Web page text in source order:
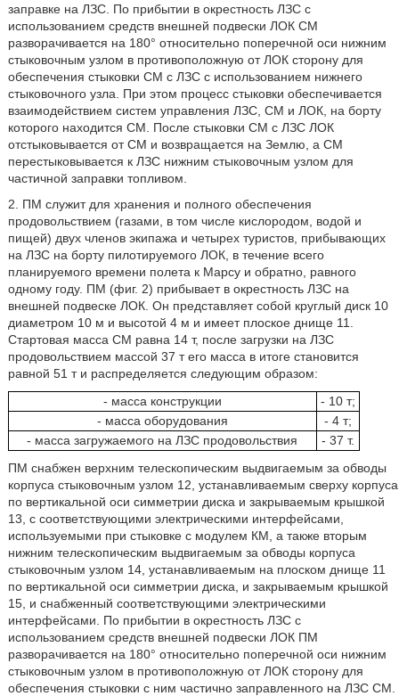
заправке на ЛЗС. По прибытии в окрестность ЛЗС с
использованием средств внешней подвески ЛОК СМ
разворачивается на 180° относительно поперечной оси нижним
стыковочным узлом в противоположную от ЛОК сторону для
обеспечения стыковки СМ с ЛЗС с использованием нижнего
стыковочного узла. При этом процесс стыковки обеспечивается
взаимодействием систем управления ЛЗС, СМ и ЛОК, на борту
которого находится СМ. После стыковки СМ с ЛЗС ЛОК
отстыковывается от СМ и возвращается на Землю, а СМ
перестыковывается к ЛЗС нижним стыковочным узлом для
частичной заправки топливом.
2. ПМ служит для хранения и полного обеспечения
продовольствием (газами, в том числе кислородом, водой и
пищей) двух членов экипажа и четырех туристов, прибывающих
на ЛЗС на борту пилотируемого ЛОК, в течение всего
планируемого времени полета к Марсу и обратно, равного
одному году. ПМ (фиг. 2) прибывает в окрестность ЛЗС на
внешней подвеске ЛОК. Он представляет собой круглый диск 10
диаметром 10 м и высотой 4 м и имеет плоское днище 11.
Стартовая масса СМ равна 14 т, после загрузки на ЛЗС
продовольствием массой 37 т его масса в итоге становится
равной 51 т и распределяется следующим образом:
- масса конструкции
- 10 т;
- масса оборудования
- 4 т;
- масса загружаемого на ЛЗС продовольствия
- 37 т.
ПМ снабжен верхним телескопическим выдвигаемым за обводы
корпуса стыковочным узлом 12, устанавливаемым сверху корпуса
по вертикальной оси симметрии диска и закрываемым крышкой
13, с соответствующими электрическими интерфейсами,
используемыми при стыковке с модулем КМ, а также вторым
нижним телескопическим выдвигаемым за обводы корпуса
стыковочным узлом 14, устанавливаемым на плоском днище 11
по вертикальной оси симметрии диска, и закрываемым крышкой
15, и снабженный соответствующими электрическими
интерфейсами. По прибытии в окрестность ЛЗС с
использованием средств внешней подвески ЛОК ПМ
разворачивается на 180° относительно поперечной оси нижним
стыковочным узлом в противоположную от ЛОК сторону для
обеспечения стыковки с ним частично заправленного на ЛЗС СМ.